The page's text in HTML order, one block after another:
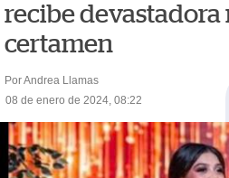
recibe devastadora
certamen
Por Andrea Llamas
08 de enero de 2024, 08:22